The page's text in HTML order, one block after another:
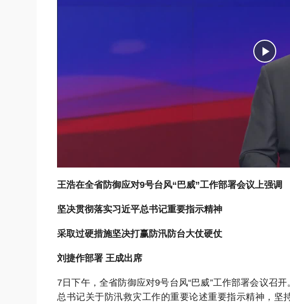
王浩在全省防御应对9号台风“巴威”工作部署会议上强调
坚决贯彻落实习近平总书记重要指示精神
采取过硬措施坚决打赢防汛防台大仗硬仗
刘捷作部署 王成出席
7日下午，全省防御应对9号台风“巴威”工作部署会议召
总书记关于防汛救灾工作的重要论述重要指示精神，坚